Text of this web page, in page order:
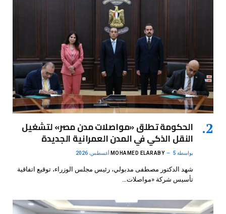
الحكومة تطلق «مواصلات مدن مصر» لتشغيل
النقل الذكي في المدن العمرانية الجديدة
بواسطة MOHAMED ELARABY 5 أغسطس، 2026
شهد الدكتور مصطفى مدبولي، رئيس مجلس الوزراء، توقيع اتفاقية
تأسيس شركة «مواصلات…